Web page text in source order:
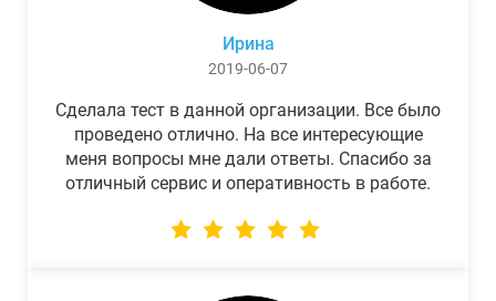
Ирина
2019-06-07
Сделала тест в данной организации. Все было
проведено отлично. На все интересующие
меня вопросы мне дали ответы. Спасибо за
отличный сервис и оперативность в работе.